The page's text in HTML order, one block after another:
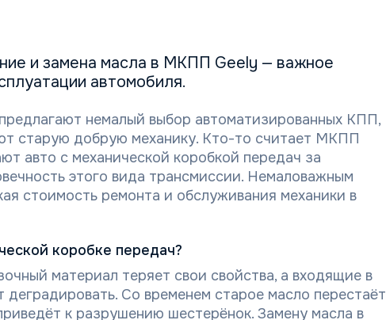
и замена масла в МКПП Geely — важное
автомобиля.
немалый выбор автоматизированных КПП,
старую добрую механику. Кто-то считает МКПП
авто с механической коробкой передач за
этого вида трансмиссии. Немаловажным
стоимость ремонта и обслуживания механики в
коробке передач?
материал теряет свои свойства, а входящие в
деградировать. Со временем старое масло перестаёт
к разрушению шестерёнок. Замену масла в